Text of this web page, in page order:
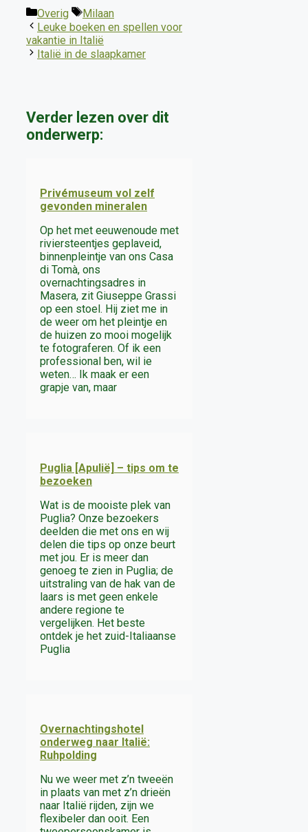
Categorieën
Overig Tags
Milaan
Leuke boeken en spellen voor
vakantie in Italië
Italië in de slaapkamer
Verder lezen over dit
onderwerp:
Privémuseum vol zelf
gevonden mineralen
Op het met eeuwenoude met
riviersteentjes geplaveid,
binnenpleintje van ons Casa
di Tomà, ons
overnachtingsadres in
Masera, zit Giuseppe Grassi
op een stoel. Hij ziet me in
de weer om het pleintje en
de huizen zo mooi mogelijk
te fotograferen. Of ik een
professional ben, wil ie
weten… Ik maak er een
grapje van, maar
Puglia [Apulië] – tips om te
bezoeken
Wat is de mooiste plek van
Puglia? Onze bezoekers
deelden die met ons en wij
delen die tips op onze beurt
met jou. Er is meer dan
genoeg te zien in Puglia; de
uitstraling van de hak van de
laars is met geen enkele
andere regione te
vergelijken. Het beste
ontdek je het zuid-Italiaanse
Puglia
Overnachtingshotel
onderweg naar Italië:
Ruhpolding
Nu we weer met z’n tweeën
in plaats van met z’n drieën
naar Italië rijden, zijn we
flexibeler dan ooit. Een